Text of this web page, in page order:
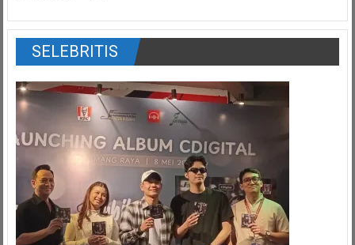
SELEBRITIS